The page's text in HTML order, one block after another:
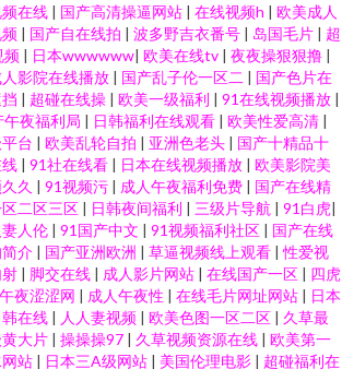
在线 | 国产高清操逼网站 | 在线视频h | 欧美成人
| 国产自在线拍 | 波多野吉衣番号 | 岛国毛片 | 超
频 | 日本wwwwww| 欧美在线tv | 夜夜操狠狠撸 |
人影院在线播放 | 国产乱子伦一区二 | 国产色片在
| 超碰在线操 | 欧美一级福利 | 91在线视频播放 |
午夜福利局 | 日韩福利在线观看 | 欧美性爱高清 |
台 | 欧美乱轮自拍 | 亚洲色老头 | 国产十精品十
| 91社在线看 | 日本在线视频播放 | 欧美影院美
久 | 91视频污 | 成人午夜福利免费 | 国产在线精
二区三区 | 日韩夜间福利 | 三级片导航 | 91白虎|
人伦 | 91国产中文 | 91视频福利社区 | 国产在线
介 | 国产亚洲欧洲 | 草逼视频线上观看 |性爱视
| 脚交在线 | 成人影片网站 | 在线国产一区 | 四虎
午夜涩涩网 | 成人午夜性 | 在线毛片网址网站 | 日本
在线 | 人人妻视频 | 欧美色图一区二区 | 久草最
大片 | 操操操97 | 久草视频资源在线 | 欧美第一
站 | 日本三A级网站 | 美国伦理电影 | 超碰福利在